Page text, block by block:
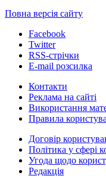
Повна версія сайту
Facebook
Twitter
RSS-стрічки
E-mail розсилка
Контакти
Реклама на сайті
Використання
Правила
Договір
Політика у сфері
Угода щодо
Редакція